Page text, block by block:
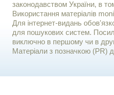
законодавством України, в
Використання матерiалiв
Для iнтернет-видань
для пошукових систем.
виключно в першому чи в
Матеріали з позначкою (PR)